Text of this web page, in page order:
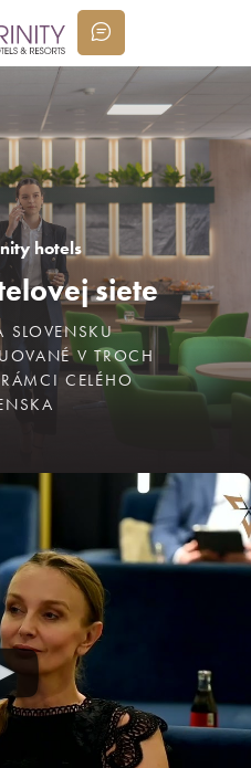
hotels
siete
SLOVENSKU
V TROCH
CELÉHO